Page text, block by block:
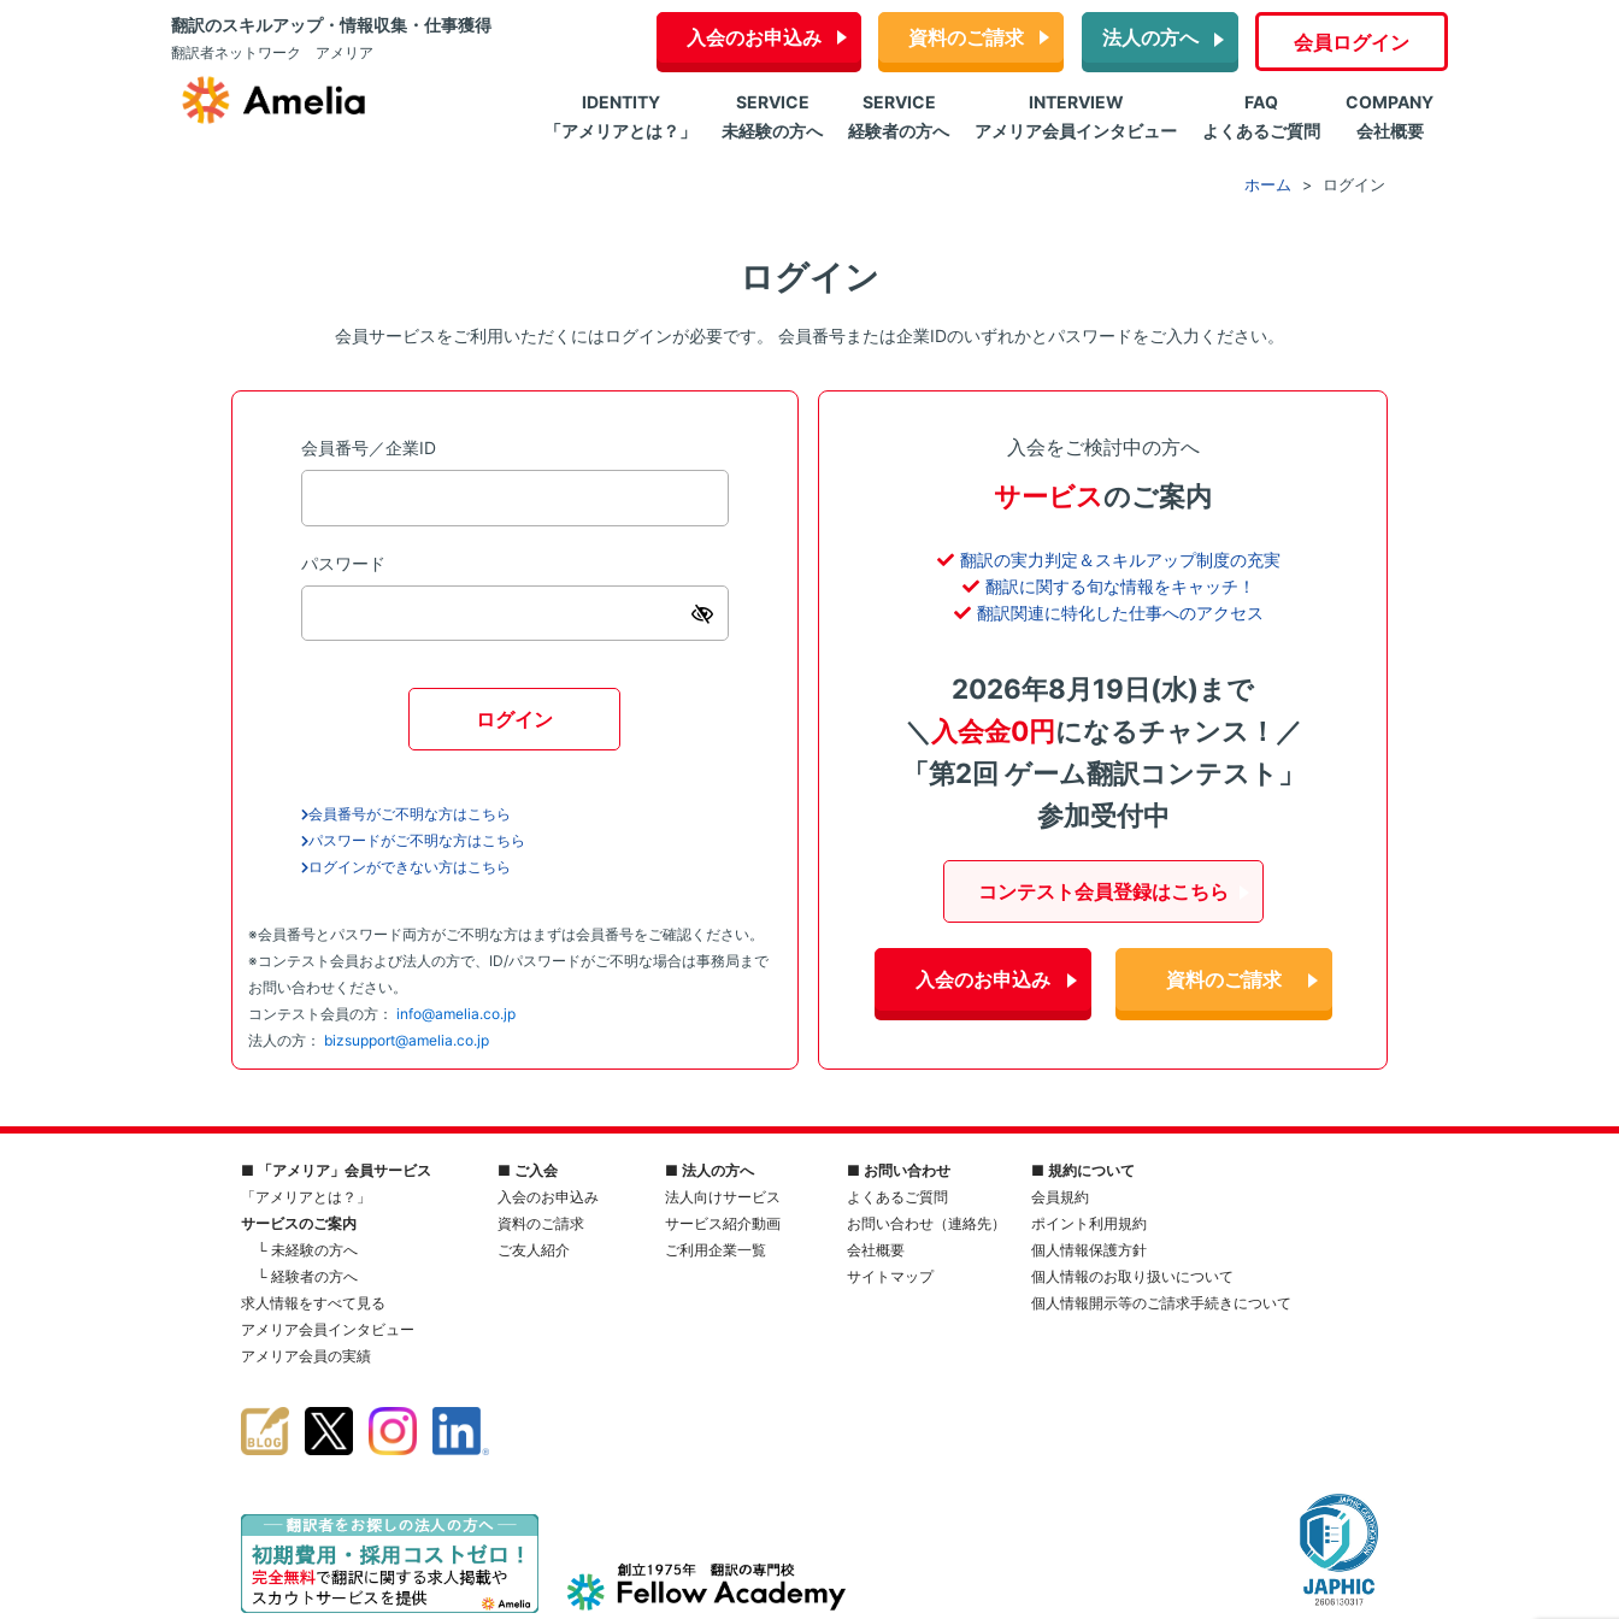
翻訳のスキルアップ・情報収集・仕事獲得
翻訳者ネットワーク アメリア
入会のお申込み 資料のご請求 法人の方へ 会員ログイン
IDENTITY
「アメリアとは？」
SERVICE
未経験の方へ
SERVICE
経験者の方へ
INTERVIEW
アメリア会員インタビュー
FAQ
よくあるご質問
COMPANY
会社概要
ホーム ログイン
ログイン
会員サービスをご利用いただくにはログインが必要です。 会員番号または企業IDのいずれかとパスワードをご入力ください。
会員番号／企業ID
パスワード
ログイン
会員番号がご不明な方はこちら
パスワードがご不明な方はこちら
ログインができない方はこちら
※会員番号とパスワード両方がご不明な方はまずは会員番号をご確認ください。
※コンテスト会員および法人の方で、ID/パスワードがご不明な場合は事務局まで
お問い合わせください。
コンテスト会員の方： info@amelia.co.jp
法人の方： bizsupport@amelia.co.jp
入会をご検討中の方へ
サービスのご案内
翻訳の実力判定＆スキルアップ制度の充実
翻訳に関する旬な情報をキャッチ！
翻訳関連に特化した仕事へのアクセス
2026年8月19日(水)まで
＼ 入会金0円になるチャンス！／
「第2回 ゲーム翻訳コンテスト」
参加受付中
コンテスト会員登録はこちら
入会のお申込み 資料のご請求
■ 「アメリア」会員サービス
「アメリアとは？」
サービスのご案内
└ 未経験の方へ
└ 経験者の方へ
求人情報をすべて見る
アメリア会員インタビュー
アメリア会員の実績
■ ご入会
入会のお申込み
資料のご請求
ご友人紹介
■ 法人の方へ
法人向けサービス
サービス紹介動画
ご利用企業一覧
■ お問い合わせ
よくあるご質問
お問い合わせ（連絡先）
会社概要
サイトマップ
■ 規約について
会員規約
ポイント利用規約
個人情報保護方針
個人情報のお取り扱いについて
個人情報開示等のご請求手続きについて